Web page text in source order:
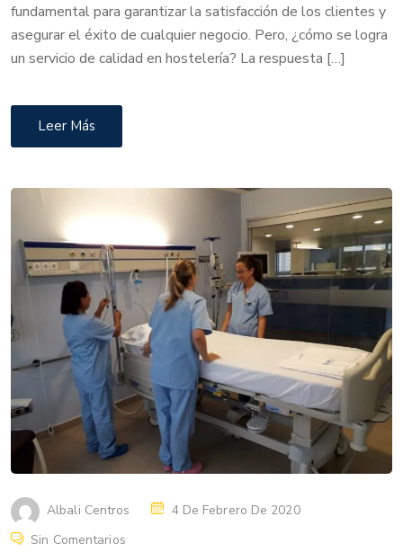
fundamental para garantizar la satisfacción de los clientes y
asegurar el éxito de cualquier negocio. Pero, ¿cómo se logra
un servicio de calidad en hostelería? La respuesta […]
Leer Más
Albali Centros
4 De Febrero De 2020
Sin Comentarios